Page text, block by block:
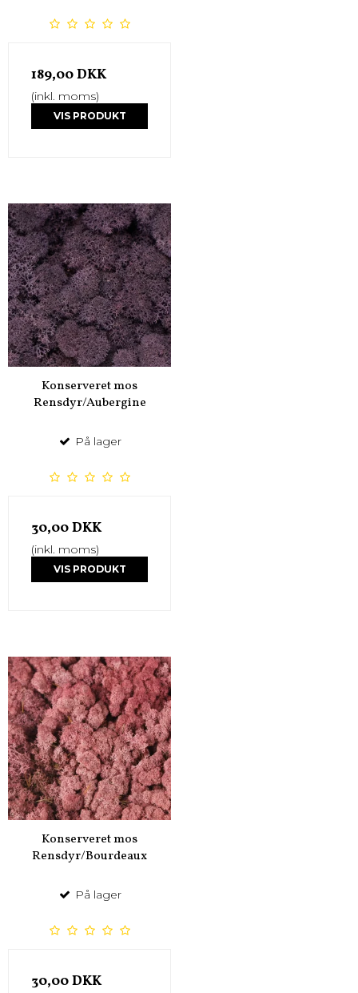
189,00 DKK
(inkl. moms)
VIS PRODUKT
Konserveret mos
Rensdyr/Aubergine
På lager
30,00 DKK
(inkl. moms)
VIS PRODUKT
Konserveret mos
Rensdyr/Bourdeaux
På lager
30,00 DKK